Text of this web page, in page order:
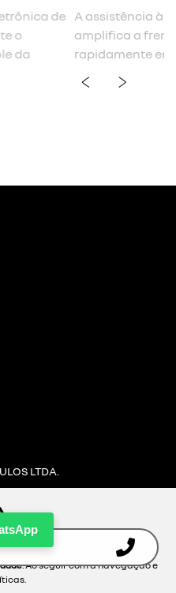
é acionado e
o motorista passa muito
e o pedal do freio
LTDA.
é a vida.
a navegação, fazemos uso de
seus dados pessoais
. Ao seguir com a navegação e